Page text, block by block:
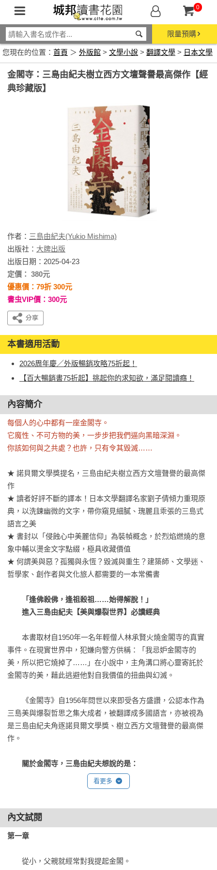
0
限量預購
您現在的位置： 首頁 ＞ 外版館 > 文學小說 > 翻譯文學 > 日本文學
金閣寺：三島由紀夫樹立西方文壇聲譽最高傑作【經
典珍藏版】
作者： 三島由紀夫(Yukio Mishima)
出版社： 大牌出版
出版日期：2025-04-23
定價： 380元
優惠價：79折 300元
書虫VIP價：300元
本書適用活動
2026周年慶／外版暢銷攻略75折起！
【百大暢銷書75折起】挑起你的求知欲，滿足閱讀癮！
內容簡介
每個人的心中都有一座金閣寺。
它魔性、不可方物的美，一步步把我們逼向黑暗深淵。
你該如何與之共處？也許，只有令其毀滅……
★ 諾貝爾文學獎提名，三島由紀夫樹立西方文壇聲譽的最高傑
作
★ 讀者好評不斷的譯本！日本文學翻譯名家劉子倩傾力重現原
典，以洗鍊幽微的文字，帶你窺見細膩、瑰麗且乖張的三島式
語言之美
★ 書封以「侵蝕心中美麗信仰」為裝幀概念，於烈焰燃燒的意
象中輔以燙金文字點綴，極具收藏價值
★ 何謂美與惡？孤獨與永恆？毀滅與重生？建築師、文學迷、
哲學家、創作者與文化旅人都需要的一本常備書
「逢佛殺佛，逢祖殺祖……始得解脫！」
進入三島由紀夫【美與爆裂世界】必讀經典
本書取材自1950年一名年輕僧人林承賢火燒金閣寺的真實
事件。在現實世界中，犯嫌向警方供稱：「我忌妒金閣寺的
美，所以把它燒掉了……」在小說中，主角溝口將心靈寄託於
金閣寺的美，藉此逃避他對自我價值的扭曲與幻滅。
《金閣寺》自1956年問世以來即受各方盛讚，公認本作為
三島美與爆裂哲思之集大成者，被翻譯成多國語言，亦被視為
是三島由紀夫角逐諾貝爾文學獎、樹立西方文壇聲譽的最高傑
作。
關於金閣寺，三島由紀夫想說的是：
美的毀滅，遠比美的本體更令人目眩神迷……
金閣不是無力，絕非無力──但它是一切無力的根源！
金閣寺的美之所以令人畏懼，是它的美讓人看到自身的醜
陋。正如小說所言：
性。人類只不過是接收大自然各種屬性的一部分，用可替代的
看更多
內文試閱
第一章
從小，父親就經常對我提起金閣。